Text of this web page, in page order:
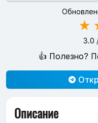
★
3.0
👍 Полезно?
Описание